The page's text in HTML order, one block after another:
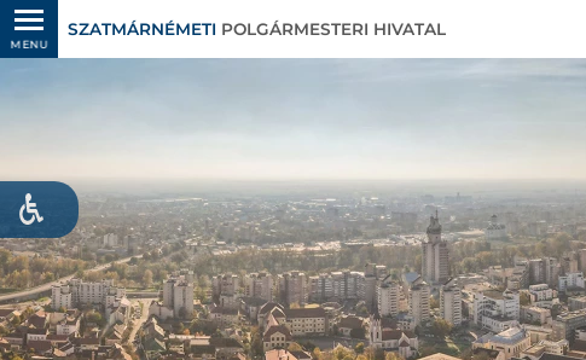
MENU
SZATMÁRNÉMETI POLGÁRMESTERI HIVATAL